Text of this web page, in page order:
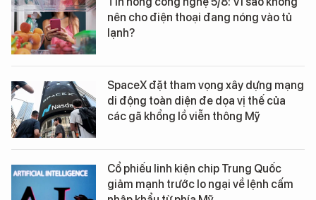
nên cho điện thoại đang nóng vào tủ
lạnh?
SpaceX đặt tham vọng xây dựng mạng
di động toàn diện đe dọa vị thế của
các gã khổng lồ viễn thông Mỹ
Cổ phiếu linh kiện chip Trung Quốc
giảm mạnh trước lo ngại về lệnh cấm